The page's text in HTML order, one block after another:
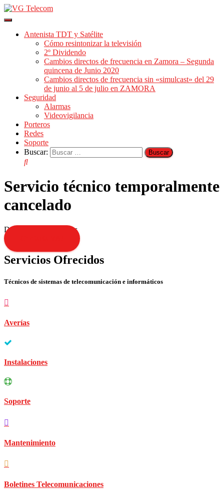
Cambiar
navegación
Antenista TDT y Satélite
Cómo resintonizar la televisión
2º Dividendo
Cambios directos de frecuencia en Zamora – Segunda
quincena de Junio 2020
Cambios directos de frecuencia sin «simulcast» del 29
de junio al 5 de julio en ZAMORA
Seguridad
Alarmas
Videovigilancia
Porteros
Redes
Soporte
Buscar:
Servicio técnico temporalmente
cancelado
Disculpen las molestias
Servicios Ofrecidos
Técnicos de sistemas de telecomunicación e informáticos
Averías
Instalaciones
Soporte
Mantenimiento
Boletines Telecomunicaciones